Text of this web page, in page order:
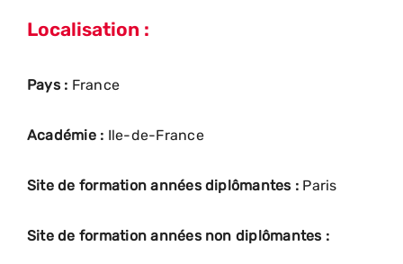
Localisation :
Pays : France
Académie : Ile-de-France
Site de formation années diplômantes : Paris
Site de formation années non diplômantes :